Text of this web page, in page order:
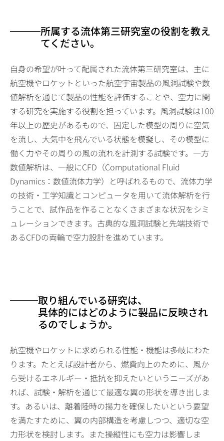
所属する流体第三研究室の役割を教え
てください。
自身の希望が叶って配属された流体第三研究室は、主に
航空機やロケットといった航空宇宙製品の風洞試験や数
値解析を通じて製品の性能を評価することや、空力に関
する研究を実施する役割を担っています。風洞試験は100
年以上の歴史があるもので、固定した模型の周りに空気
を流し、大気中を飛んでいる状態を模擬し、その模型に
働く力やその周りの風の流れを計測する試験です。一方
数値解析は、一般にCFD（Computational Fluid
Dynamics：数値流体力学）と呼ばれるもので、流体力学
の技術・工学知識とコンピュータを用いて流体解析を行
うことで、試作品を作ることなくさまざまな状況をシミ
ュレーションできます。古典的な風洞試験と先端技術で
あるCFDの両輪で空力設計を進めています。
取り組んでいる研究は、
具体的にはどのように製品に反映され
るのでしょうか。
航空機やロケットに求められる性能・機能は多岐にわた
ります。たとえば設計者から、燃費向上のために、風か
ら受けるエネルギー・抵抗を抑えたいというニーズがあ
れば、試験・解析を通じて最適な翼の形状を導き出しま
す。あるいは、離着陸時の揚力を確保したいという要望
を満たすために、翼の内部構造を考慮しつつ、適切な空
力形状を検討します。また操縦性にも空力は影響しま